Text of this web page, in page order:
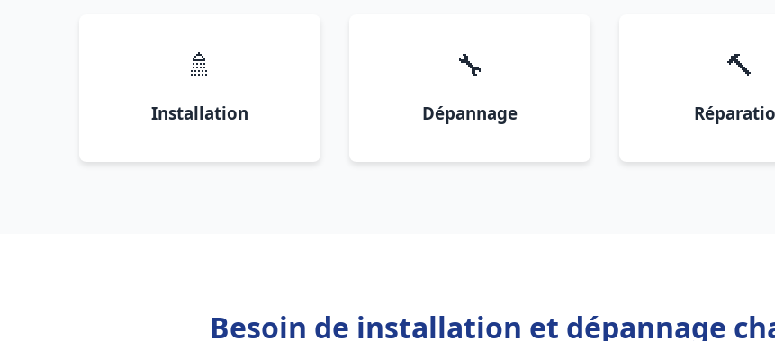
🚿
Installation
🔧
Dépannage
🔨
Besoin de installation et dépannage